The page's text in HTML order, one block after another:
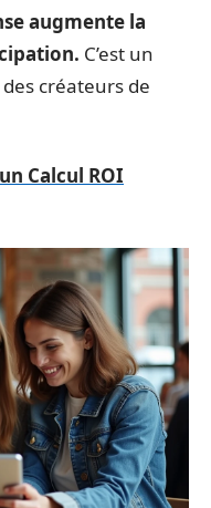
augmente la
C’est un
créateurs de
Calcul ROI